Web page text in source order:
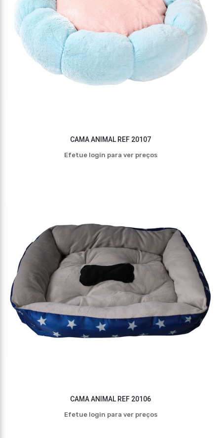
CAMA ANIMAL REF 20107
Efetue login para ver preços
CAMA ANIMAL REF 20106
Efetue login para ver preços